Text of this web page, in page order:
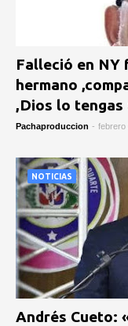
Falleció en NY
hermano
,Dios lo tengas
Pachaproduccion - febrero
NOTICIAS
Andrés Cueto: